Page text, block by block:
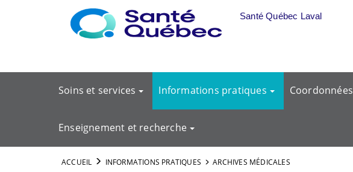
Aller au menu principal
Santé Québec Laval
Soins et services Informations pratiques Coordonnées
Enseignement et recherche
ACCUEIL INFORMATIONS PRATIQUES ARCHIVES MÉDICALES